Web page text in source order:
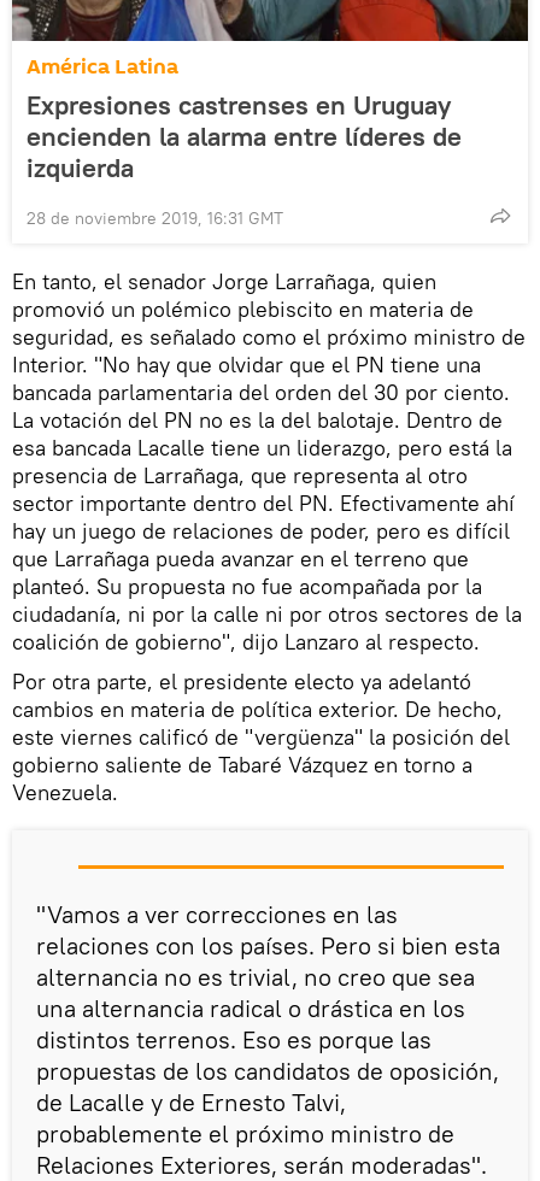
América Latina
Expresiones castrenses en Uruguay
encienden la alarma entre líderes de
izquierda
28 de noviembre 2019, 16:31 GMT
En tanto, el senador Jorge Larrañaga, quien
promovió un polémico plebiscito en materia de
seguridad, es señalado como el próximo ministro de
Interior. "No hay que olvidar que el PN tiene una
bancada parlamentaria del orden del 30 por ciento.
La votación del PN no es la del balotaje. Dentro de
esa bancada Lacalle tiene un liderazgo, pero está la
presencia de Larrañaga, que representa al otro
sector importante dentro del PN. Efectivamente ahí
hay un juego de relaciones de poder, pero es difícil
que Larrañaga pueda avanzar en el terreno que
planteó. Su propuesta no fue acompañada por la
ciudadanía, ni por la calle ni por otros sectores de la
coalición de gobierno", dijo Lanzaro al respecto.
Por otra parte, el presidente electo ya adelantó
cambios en materia de política exterior. De hecho,
este viernes calificó de "vergüenza" la posición del
gobierno saliente de Tabaré Vázquez en torno a
Venezuela.
"Vamos a ver correcciones en las
relaciones con los países. Pero si bien esta
alternancia no es trivial, no creo que sea
una alternancia radical o drástica en los
distintos terrenos. Eso es porque las
propuestas de los candidatos de oposición,
de Lacalle y de Ernesto Talvi,
probablemente el próximo ministro de
Relaciones Exteriores, serán moderadas".